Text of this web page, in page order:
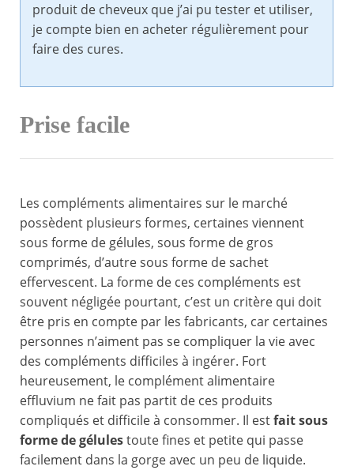
produit de cheveux que j’ai pu tester et utiliser,
je compte bien en acheter régulièrement pour
faire des cures.
Prise facile
Les compléments alimentaires sur le marché
possèdent plusieurs formes, certaines viennent
sous forme de gélules, sous forme de gros
comprimés, d’autre sous forme de sachet
effervescent. La forme de ces compléments est
souvent négligée pourtant, c’est un critère qui doit
être pris en compte par les fabricants, car certaines
personnes n’aiment pas se compliquer la vie avec
des compléments difficiles à ingérer. Fort
heureusement, le complément alimentaire
effluvium ne fait pas partit de ces produits
compliqués et difficile à consommer. Il estfait sous
forme de gélulestoute fines et petite qui passe
facilement dans la gorge avec un peu de liquide.